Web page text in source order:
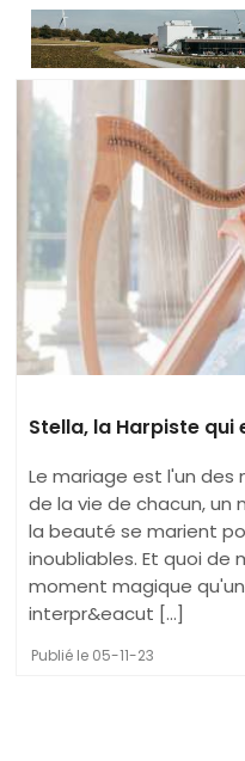
Stella, la Harpiste
Le mariage est l'un
de la vie de chacun, un
la beauté se marient
inoubliables. Et quoi de
moment magique
interpr&eacut [...]
Publié le 05-11-23